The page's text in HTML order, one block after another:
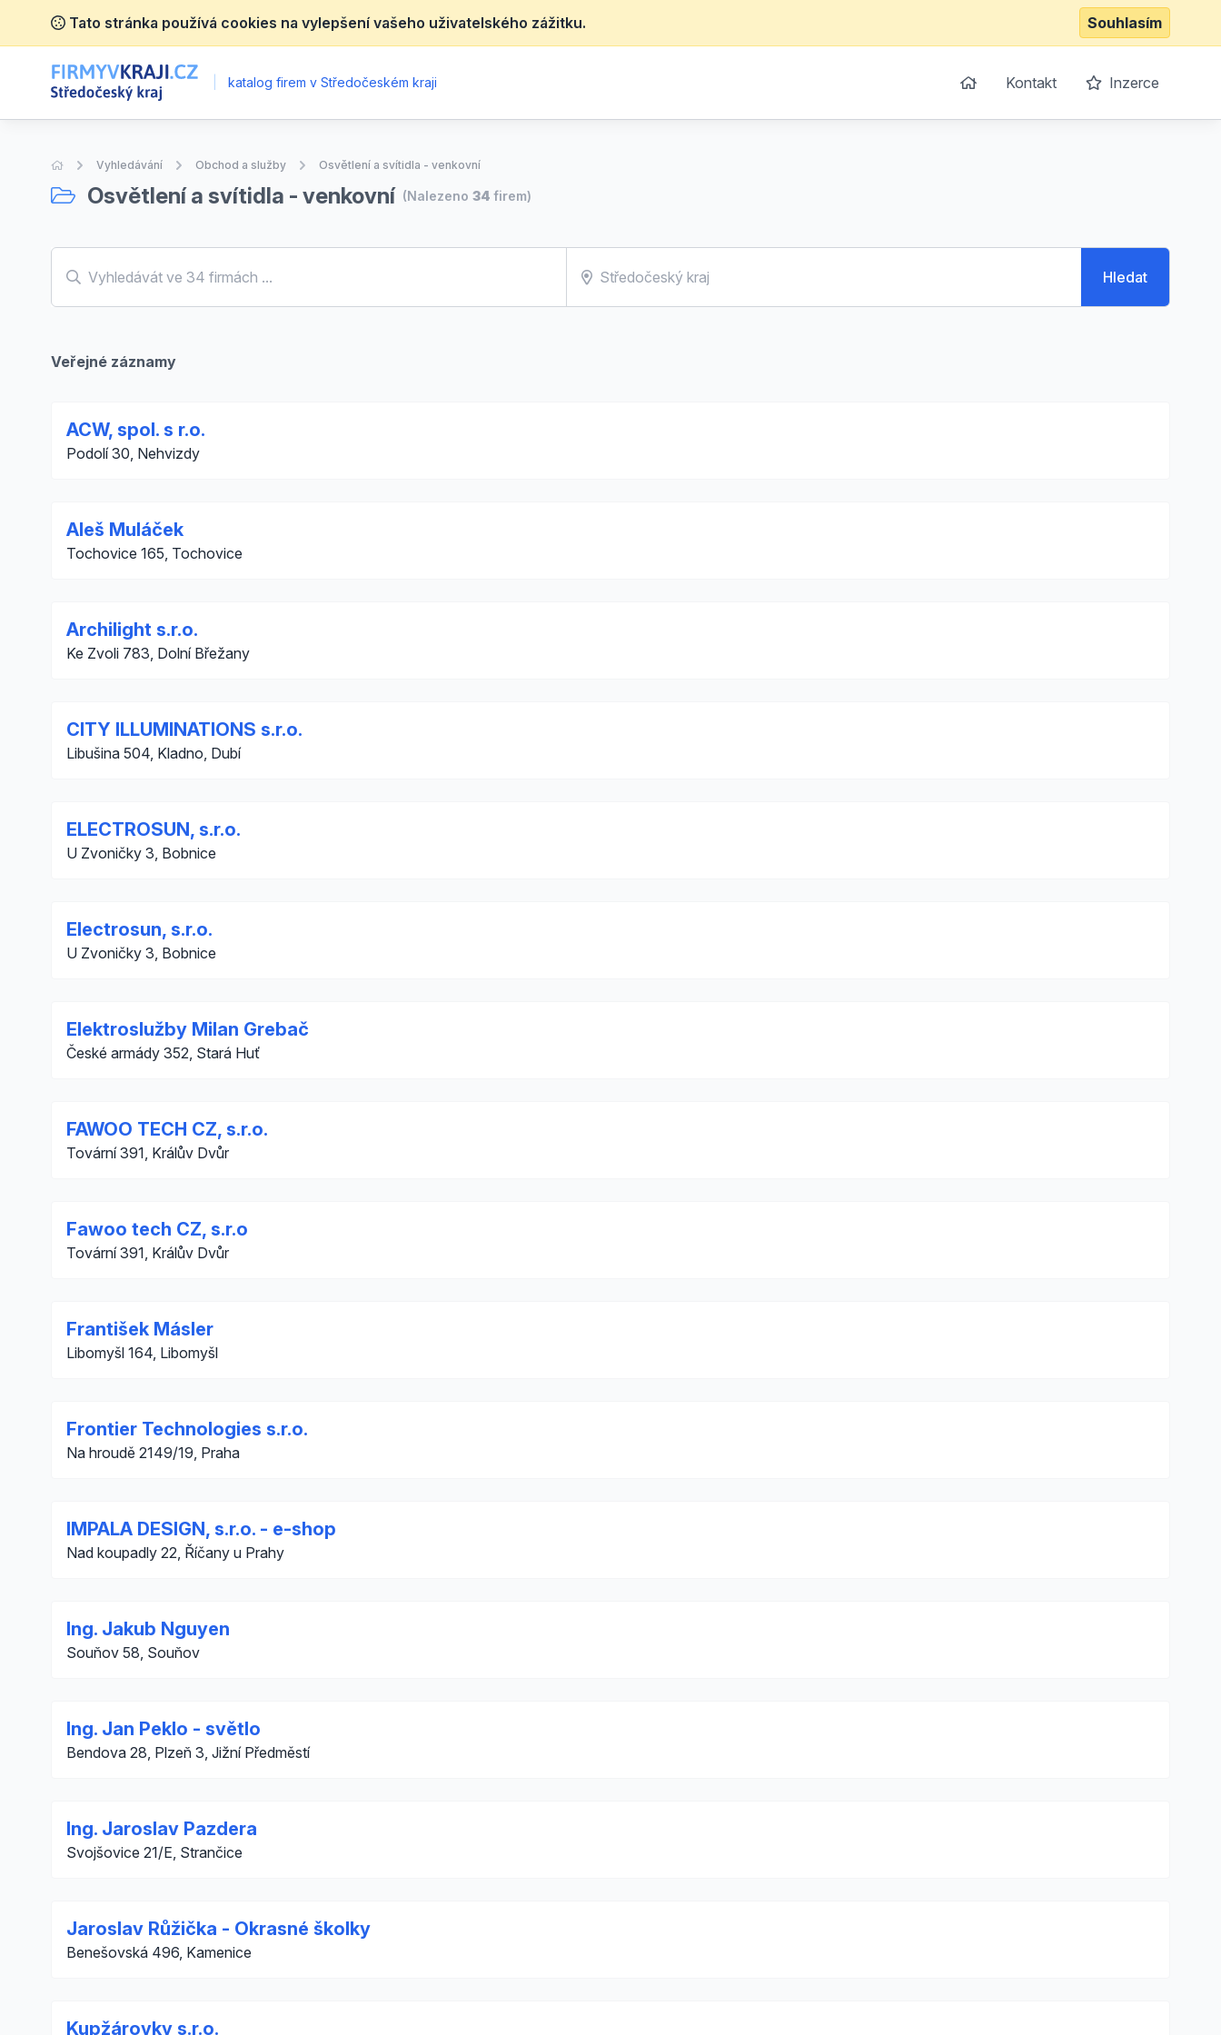
Tato stránka používá cookies na vylepšení vašeho uživatelského zážitku. Souhlasím
katalog firem v Středočeském kraji Kontakt Inzerce
Úvodní stránka
Vyhledávání Obchod a služby Osvětlení a svítidla - venkovní
Osvětlení a svítidla - venkovní (Nalezeno 34 firem)
Hledat
Veřejné záznamy
ACW, spol. s r.o.
Podolí 30, Nehvizdy
Aleš Muláček
Tochovice 165, Tochovice
Archilight s.r.o.
Ke Zvoli 783, Dolní Břežany
CITY ILLUMINATIONS s.r.o.
Libušina 504, Kladno, Dubí
ELECTROSUN, s.r.o.
U Zvoničky 3, Bobnice
Electrosun, s.r.o.
U Zvoničky 3, Bobnice
Elektroslužby Milan Grebač
České armády 352, Stará Huť
FAWOO TECH CZ, s.r.o.
Tovární 391, Králův Dvůr
Fawoo tech CZ, s.r.o
Tovární 391, Králův Dvůr
František Másler
Libomyšl 164, Libomyšl
Frontier Technologies s.r.o.
Na hroudě 2149/19, Praha
IMPALA DESIGN, s.r.o. - e-shop
Nad koupadly 22, Říčany u Prahy
Ing. Jakub Nguyen
Souňov 58, Souňov
Ing. Jan Peklo - světlo
Bendova 28, Plzeň 3, Jižní Předměstí
Ing. Jaroslav Pazdera
Svojšovice 21/E, Strančice
Jaroslav Růžička - Okrasné školky
Benešovská 496, Kamenice
Kupžárovky s.r.o.